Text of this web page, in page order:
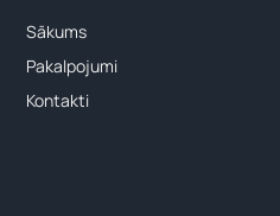
Sākums
Pakalpojumi
Kontakti